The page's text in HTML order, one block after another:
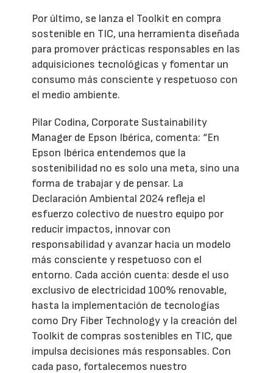
Por último, se lanza el Toolkit en compra
sostenible en TIC, una herramienta diseñada
para promover prácticas responsables en las
adquisiciones tecnológicas y fomentar un
consumo más consciente y respetuoso con
el medio ambiente.
Pilar Codina, Corporate Sustainability
Manager de Epson Ibérica, comenta: “En
Epson Ibérica entendemos que la
sostenibilidad no es solo una meta, sino una
forma de trabajar y de pensar. La
Declaración Ambiental 2024 refleja el
esfuerzo colectivo de nuestro equipo por
reducir impactos, innovar con
responsabilidad y avanzar hacia un modelo
más consciente y respetuoso con el
entorno. Cada acción cuenta: desde el uso
exclusivo de electricidad 100% renovable,
hasta la implementación de tecnologías
como Dry Fiber Technology y la creación del
Toolkit de compras sostenibles en TIC, que
impulsa decisiones más responsables. Con
cada paso, fortalecemos nuestro